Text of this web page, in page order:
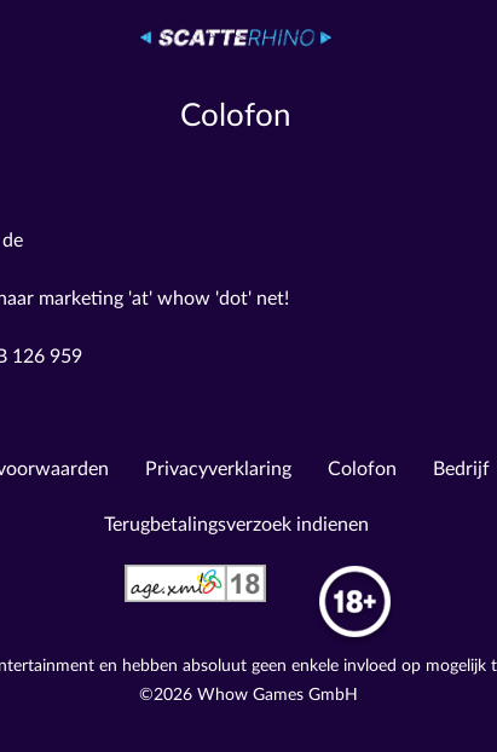
Colofon
marketing 'at' whow 'dot' net!
126 959
Privacyverklaring Colofon Bedrijf
Terugbetalingsverzoek indienen
en hebben absoluut geen enkele invloed op
©2026 Whow Games GmbH